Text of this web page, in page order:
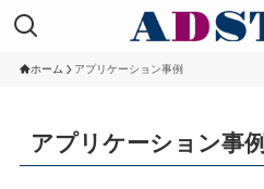
ホーム アプリケーション事例
アプリケーション事例